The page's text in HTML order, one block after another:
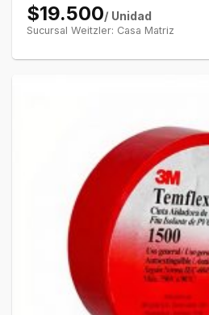
$19.500/ Unidad
Sucursal Weitzler: Casa Matriz